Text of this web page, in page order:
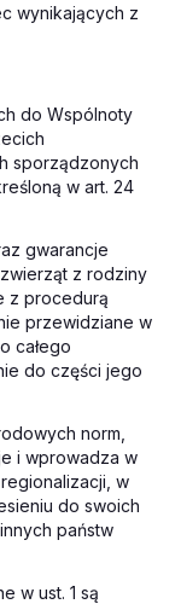
wynikających z
do Wspólnoty
sporządzonych
w art. 24
gwarancje
z rodziny
z procedurą
przewidziane w
całego
do części jego
norm,
i wprowadza w
w
do swoich
państw
w ust. 1 są